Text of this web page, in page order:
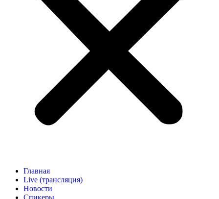
Главная
Live (трансляция)
Новости
Спикеры